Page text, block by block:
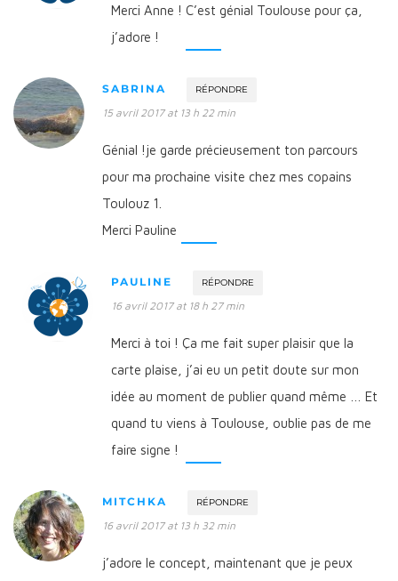
Merci Anne ! C’est génial Toulouse pour ça,
j’adore !
SABRINA RÉPONDRE
15 avril 2017 at 13 h 22 min
Génial !je garde précieusement ton parcours
pour ma prochaine visite chez mes copains
Toulouz 1.
Merci Pauline
PAULINE RÉPONDRE
16 avril 2017 at 18 h 27 min
Merci à toi ! Ça me fait super plaisir que la
carte plaise, j’ai eu un petit doute sur mon
idée au moment de publier quand même … Et
quand tu viens à Toulouse, oublie pas de me
faire signe !
MITCHKA RÉPONDRE
16 avril 2017 at 13 h 32 min
j’adore le concept, maintenant que je peux